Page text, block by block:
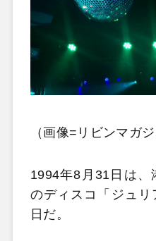
（画像=リビンマガ
1994年8月31日は、
のディスコ「ジュリ
日だ。